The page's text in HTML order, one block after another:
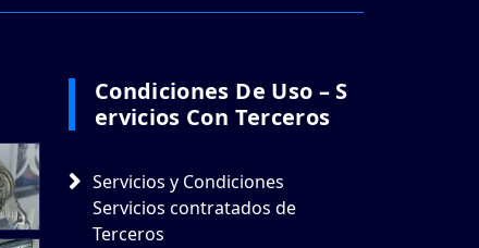
Condiciones De Uso – S
Ervicios Con Terceros
Servicios y Condiciones
Servicios contratados de
Terceros